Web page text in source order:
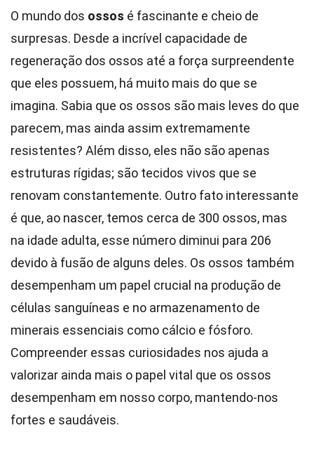
O mundo dos ossos é fascinante e cheio de
surpresas. Desde a incrível capacidade de
regeneração dos ossos até a força surpreendente
que eles possuem, há muito mais do que se
imagina. Sabia que os ossos são mais leves do que
parecem, mas ainda assim extremamente
resistentes? Além disso, eles não são apenas
estruturas rígidas; são tecidos vivos que se
renovam constantemente. Outro fato interessante
é que, ao nascer, temos cerca de 300 ossos, mas
na idade adulta, esse número diminui para 206
devido à fusão de alguns deles. Os ossos também
desempenham um papel crucial na produção de
células sanguíneas e no armazenamento de
minerais essenciais como cálcio e fósforo.
Compreender essas curiosidades nos ajuda a
valorizar ainda mais o papel vital que os ossos
desempenham em nosso corpo, mantendo-nos
fortes e saudáveis.